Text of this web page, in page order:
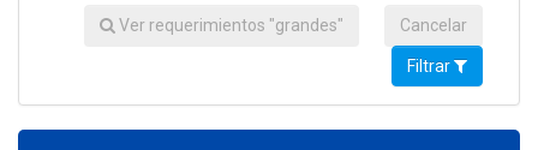
Ver requerimientos "grandes" Cancelar
Filtrar